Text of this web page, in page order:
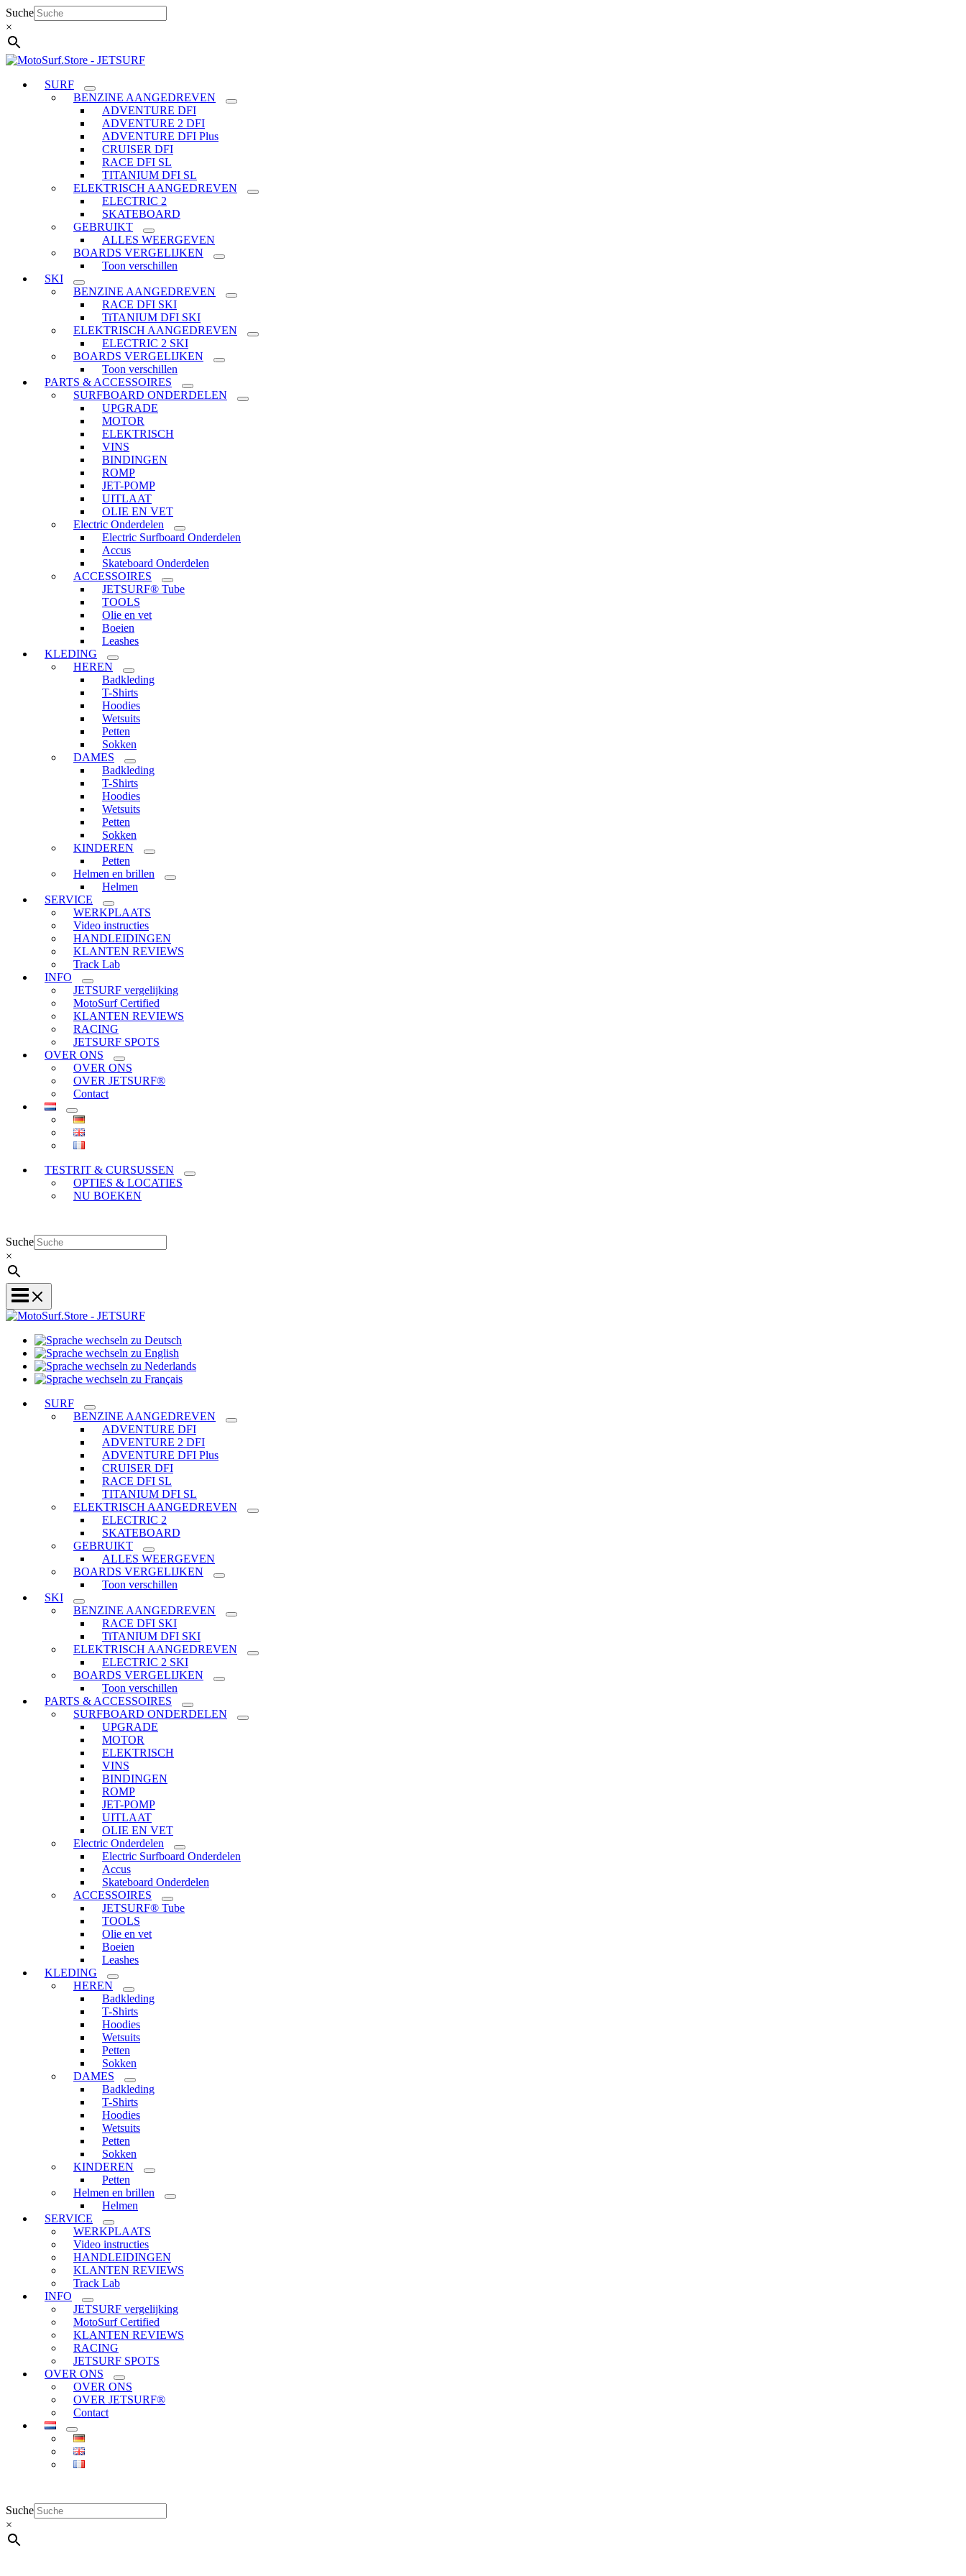
Ga
naar
de
inhoud
Suche
×
SURF
BENZINE AANGEDREVEN
ADVENTURE DFI
ADVENTURE 2 DFI
ADVENTURE DFI Plus
CRUISER DFI
RACE DFI SL
TITANIUM DFI SL
ELEKTRISCH AANGEDREVEN
ELECTRIC 2
SKATEBOARD
GEBRUIKT
ALLES WEERGEVEN
BOARDS VERGELIJKEN
Toon verschillen
SKI
BENZINE AANGEDREVEN
RACE DFI SKI
TiTANIUM DFI SKI
ELEKTRISCH AANGEDREVEN
ELECTRIC 2 SKI
BOARDS VERGELIJKEN
Toon verschillen
PARTS & ACCESSOIRES
SURFBOARD ONDERDELEN
UPGRADE
MOTOR
ELEKTRISCH
VINS
BINDINGEN
ROMP
JET-POMP
UITLAAT
OLIE EN VET
Electric Onderdelen
Electric Surfboard Onderdelen
Accus
Skateboard Onderdelen
ACCESSOIRES
JETSURF® Tube
TOOLS
Olie en vet
Boeien
Leashes
KLEDING
HEREN
Badkleding
T-Shirts
Hoodies
Wetsuits
Petten
Sokken
DAMES
Badkleding
T-Shirts
Hoodies
Wetsuits
Petten
Sokken
KINDEREN
Petten
Helmen en brillen
Helmen
SERVICE
WERKPLAATS
Video instructies
HANDLEIDINGEN
KLANTEN REVIEWS
Track Lab
INFO
JETSURF vergelijking
MotoSurf Certified
KLANTEN REVIEWS
RACING
JETSURF SPOTS
OVER ONS
OVER ONS
OVER JETSURF®
Contact
TESTRIT & CURSUSSEN
OPTIES & LOCATIES
NU BOEKEN
Suche
×
zu
Deutsch
wechseln
zu
Sprache
Sprache
Français
SURF
BENZINE AANGEDREVEN
ADVENTURE DFI
ADVENTURE 2 DFI
ADVENTURE DFI Plus
CRUISER DFI
RACE DFI SL
TITANIUM DFI SL
ELEKTRISCH AANGEDREVEN
ELECTRIC 2
SKATEBOARD
GEBRUIKT
ALLES WEERGEVEN
BOARDS VERGELIJKEN
Toon verschillen
SKI
BENZINE AANGEDREVEN
RACE DFI SKI
TiTANIUM DFI SKI
ELEKTRISCH AANGEDREVEN
ELECTRIC 2 SKI
BOARDS VERGELIJKEN
Toon verschillen
PARTS & ACCESSOIRES
SURFBOARD ONDERDELEN
UPGRADE
MOTOR
ELEKTRISCH
VINS
BINDINGEN
ROMP
JET-POMP
UITLAAT
OLIE EN VET
Electric Onderdelen
Electric Surfboard Onderdelen
Accus
Skateboard Onderdelen
ACCESSOIRES
JETSURF® Tube
TOOLS
Olie en vet
Boeien
Leashes
KLEDING
HEREN
Badkleding
T-Shirts
Hoodies
Wetsuits
Petten
Sokken
DAMES
Badkleding
T-Shirts
Hoodies
Wetsuits
Petten
Sokken
KINDEREN
Petten
Helmen en brillen
Helmen
SERVICE
WERKPLAATS
Video instructies
HANDLEIDINGEN
KLANTEN REVIEWS
Track Lab
INFO
JETSURF vergelijking
MotoSurf Certified
KLANTEN REVIEWS
RACING
JETSURF SPOTS
OVER ONS
OVER ONS
OVER JETSURF®
Contact
Suche
×